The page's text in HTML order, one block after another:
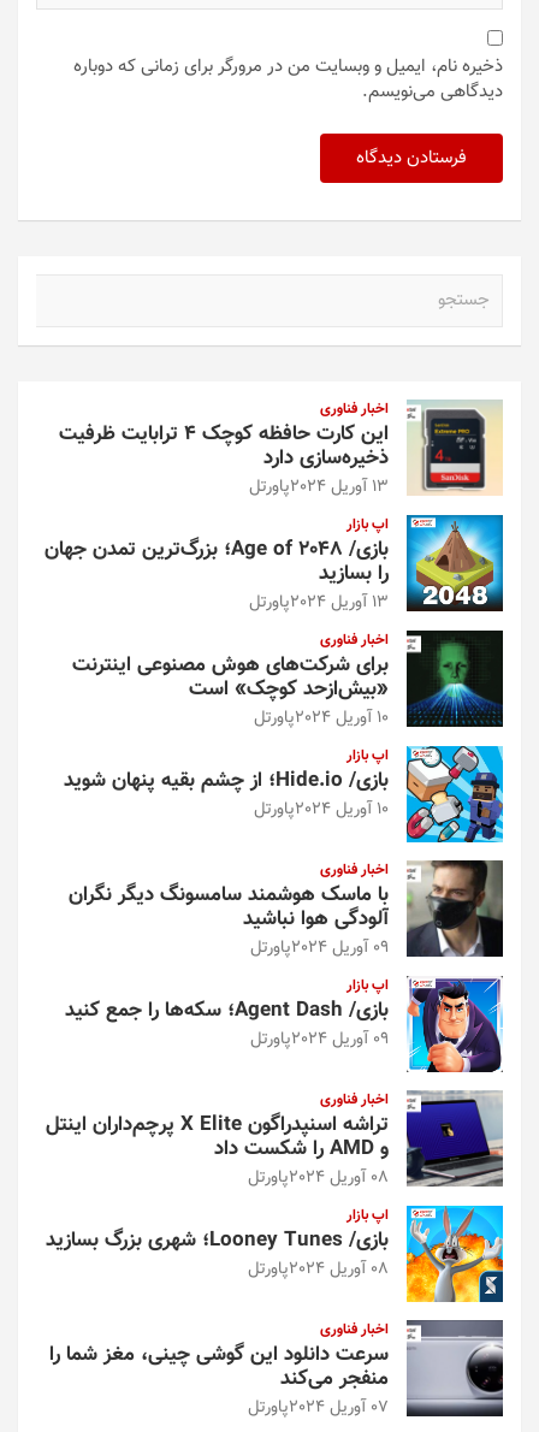
ذخیره نام، ایمیل و وبسایت من در مرورگر برای زمانی که دوباره
دیدگاهی می‌نویسم.
اخبار فناوری
این کارت حافظه کوچک ۴ ترابایت ظرفیت
ذخیره‌سازی دارد
13 آوریل 2024 پاورتل
اپ بازار
بازی/ Age of 2048؛ بزرگ‌ترین تمدن جهان
را بسازید
13 آوریل 2024 پاورتل
اخبار فناوری
برای شرکت‌های هوش مصنوعی اینترنت
«بیش‌از‌حد کوچک» است
10 آوریل 2024 پاورتل
اپ بازار
بازی/ Hide.io؛ از چشم بقیه پنهان شوید
10 آوریل 2024 پاورتل
اخبار فناوری
با ماسک هوشمند سامسونگ دیگر نگران
آلودگی هوا نباشید
09 آوریل 2024 پاورتل
اپ بازار
بازی/ Agent Dash؛ سکه‌ها را جمع کنید
09 آوریل 2024 پاورتل
اخبار فناوری
تراشه اسنپدراگون X Elite پرچم‌داران اینتل
و AMD را شکست داد
08 آوریل 2024 پاورتل
اپ بازار
بازی/ Looney Tunes؛ شهری بزرگ بسازید
08 آوریل 2024 پاورتل
اخبار فناوری
سرعت دانلود این گوشی چینی، مغز شما را
منفجر می‌کند
07 آوریل 2024 پاورتل